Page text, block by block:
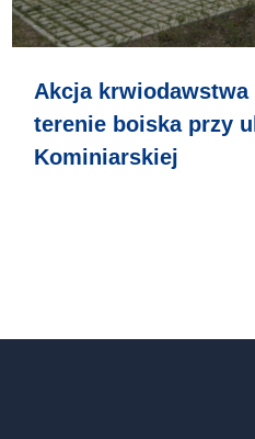
Akcja krwiodawstwa
terenie boiska przy
Kominiarskiej